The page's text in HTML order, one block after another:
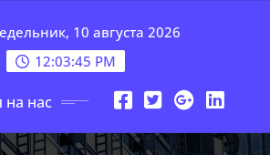
10 августа 2026
12:03:46 PM
на нас